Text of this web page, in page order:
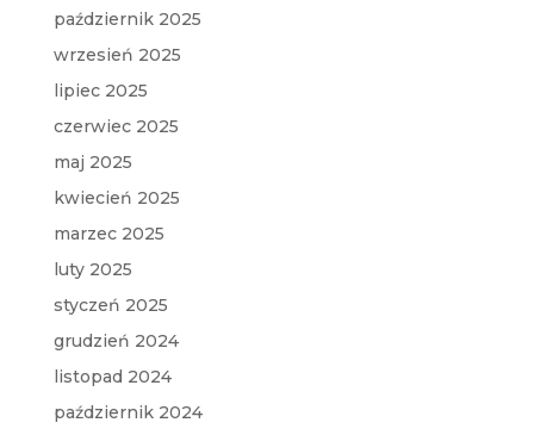
październik 2025
wrzesień 2025
lipiec 2025
czerwiec 2025
maj 2025
kwiecień 2025
marzec 2025
luty 2025
styczeń 2025
grudzień 2024
listopad 2024
październik 2024